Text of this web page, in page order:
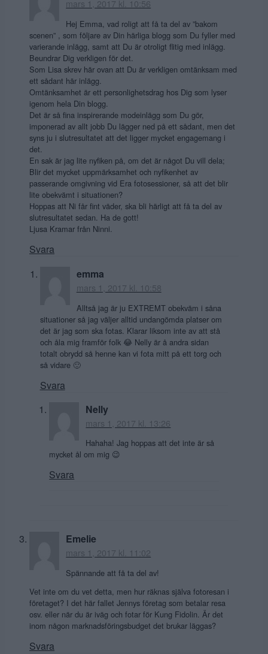
mars 1, 2017 kl. 10:56
Hej Emma, vad roligt att få ta del av ”bakom
scenen” , som följare av Din härliga blogg som Du fyller med
varierande inlägg, samt att Du är otroligt flitig med inlägg.
Beundrar Dig verkligen för det.
Som Lisa skrev här ovan att Du är verkligen omtänksam med
ett sådant här inlägg.
Omtänksamhet är ett personlighetsdrag hos Dig som lyser
igenom hela Din blogg.
Det är så fina inspirerande modeinlägg som Du gör,
imponerad av allt jobb Du lägger ned på ett sådant, men det
syns ju i slutresultatet att det ligger mycket engagemang i
det.
En sak är jag lite nyfiken på, om det är något Du vill dela;
Blir det mycket uppmärksamhet och nyfikenhet av
passerande omgivning vid Era fotosessioner, så att det blir
lite obekvämt i situationen?
Hoppas att Ni får fint väder, ska bli härligt att få ta del av
slutresultatet sedan. Ha de gott!
Ljusa Kramar från Ninni.
Svara
emma
mars 1, 2017 kl. 10:58
Alltså jag är ju EXTREMT obekväm i såna
situationer så jag väljer alltid undangömda platser om
det är jag som ska fotas. Klarar liksom inte av att stå
och åla mig framför folk 😂 Nelly är å andra sidan
totalt obrydd så henne kan vi fota mitt på ett torg och
så vidare 🙂
Svara
Nelly
mars 1, 2017 kl. 13:26
Hahaha! Jag hoppas att det inte är så
mycket ål om mig 😉
Svara
Emelie
mars 1, 2017 kl. 11:02
Spännande att få ta del av!
Vet inte om du vet detta, men hur räknas själva fotoresan i
företaget? I det här fallet Jennys företag som betalar resa
osv. eller när du är iväg och fotar för Kung Fidolin. Är det
inom någon marknadsföringsbudget det brukar läggas?
Svara